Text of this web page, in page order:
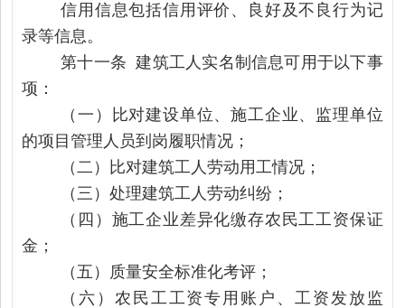
信用信息包括信用评价、良好及不良行为记
录等信息。
第十一条 建筑工人实名制信息可用于以下事
项：
（一）比对建设单位、施工企业、监理单位
的项目管理人员到岗履职情况；
（二）比对建筑工人劳动用工情况；
（三）处理建筑工人劳动纠纷；
（四）施工企业差异化缴存农民工工资保证
金；
（五）质量安全标准化考评；
（六）农民工工资专用账户、工资发放监